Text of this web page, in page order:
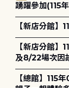
踴躍參加(115
【新店分館
【新店分館
及8/22場次因
主)
【總館】115